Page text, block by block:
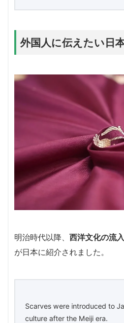
外国人に伝えたい日
明治時代以降、 西洋文化の流入
が日本に紹介されました。
Scarves were introduced to
culture after the Meiji era.